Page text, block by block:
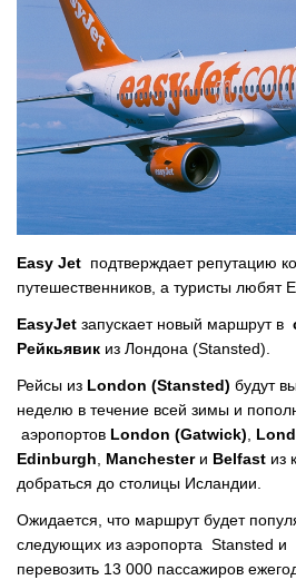
Easy Jet подтверждает репутацию
путешественников, а туристы любят
EasyJet запускает новый маршрут в
Рейкьявик из Лондона (Stansted).
Рейсы из London (Stansted) будут
неделю в течение всей зимы и
аэропортов London (Gatwick),
Edinburgh, Manchester и Belfast из
добраться до столицы Исландии.
Ожидается, что маршрут будет
следующих из аэропорта Stansted и
перевозить 13 000 пассажиров